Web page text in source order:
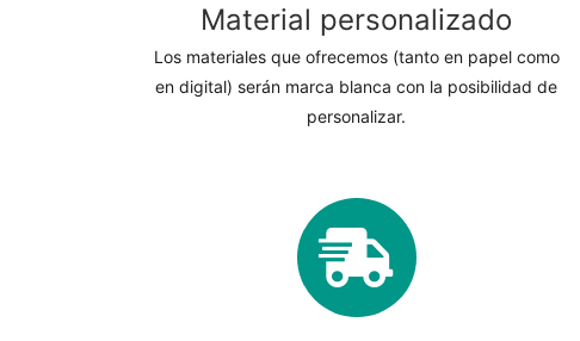
Material personalizado
Los materiales que ofrecemos (tanto en papel como
en digital) serán marca blanca con la posibilidad de
personalizar.